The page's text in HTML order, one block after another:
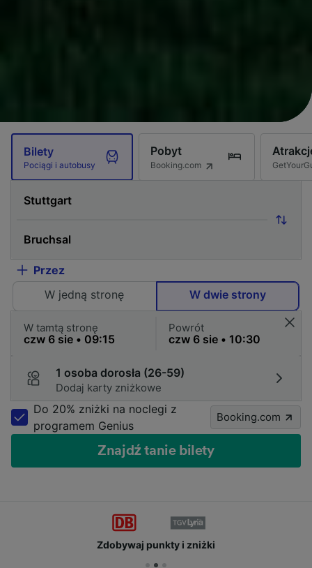
Bilety
Pociągi i autobusy
Pobyt
Booking.com
Przez
W jedną stronę
W dwie strony
W tamtą stronę Powrót
1 osoba dorosła (26-59)
Dodaj karty zniżkowe
Do 20% zniżki na noclegi z
programem Genius
Booking.com
Znajdź tanie bilety
Zdobywaj punkty i zniżki